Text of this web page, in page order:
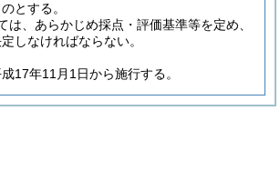
とする。
は、あらかじめ採点・評価基準等を定め、
しなければならない。
17年11月1日から施行する。